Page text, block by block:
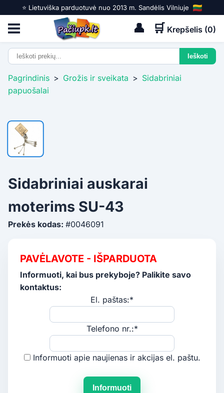
⭐️ Lietuviška parduotuvė nuo 2013 m. Sandėlis Vilniuje
👤 🛒 Krepšelis (0)
Pagrindinis > Grožis ir sveikata > Sidabriniai
papuošalai
Sidabriniai auskarai
moterims SU-43
Prekės kodas: #0046091
PAVĖLAVOTE - IŠPARDUOTA
Informuoti, kai bus prekyboje? Palikite savo
kontaktus:
El. paštas:*
Telefono nr.:*
Informuoti apie naujienas ir akcijas el. paštu.
Informuoti